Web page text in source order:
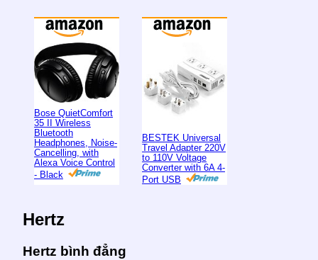
Bose QuietComfort
35 II Wireless
Bluetooth
Headphones, Noise-
Cancelling, with
Alexa Voice Control
- Black
BESTEK Universal
Travel Adapter 220V
to 110V Voltage
Converter with 6A 4-
Port USB
Hertz
Hertz bình đẳng